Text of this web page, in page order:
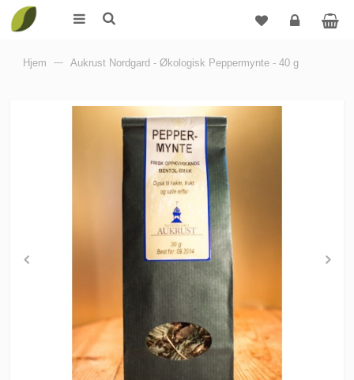
Logg
Hjem — Aukrust Nordgard - Økologisk Peppermynte - 40 g